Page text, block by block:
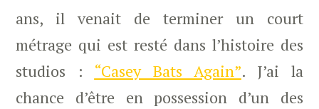
ans, il venait de terminer un court
métrage qui est resté dans l’histoire des
studios : “Casey Bats Again”. J’ai la
chance d’être en possession d’un des